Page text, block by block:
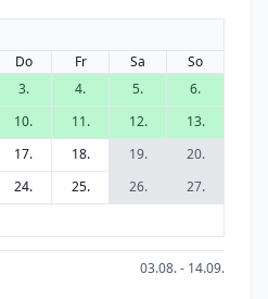
Do Fr Sa
So
3. 4. 5.
6.
10. 11. 12.
13.
17. 18. 19.
20.
24. 25. 26.
27.
03.08. - 14.09.